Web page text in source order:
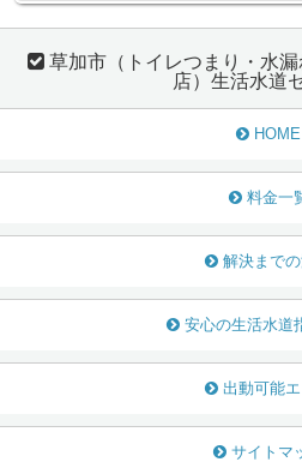
草加市（トイレつまり・水
店）生活水道
HOME
料金一
解決まで
安心の生活水道
出動可能
サイトマ